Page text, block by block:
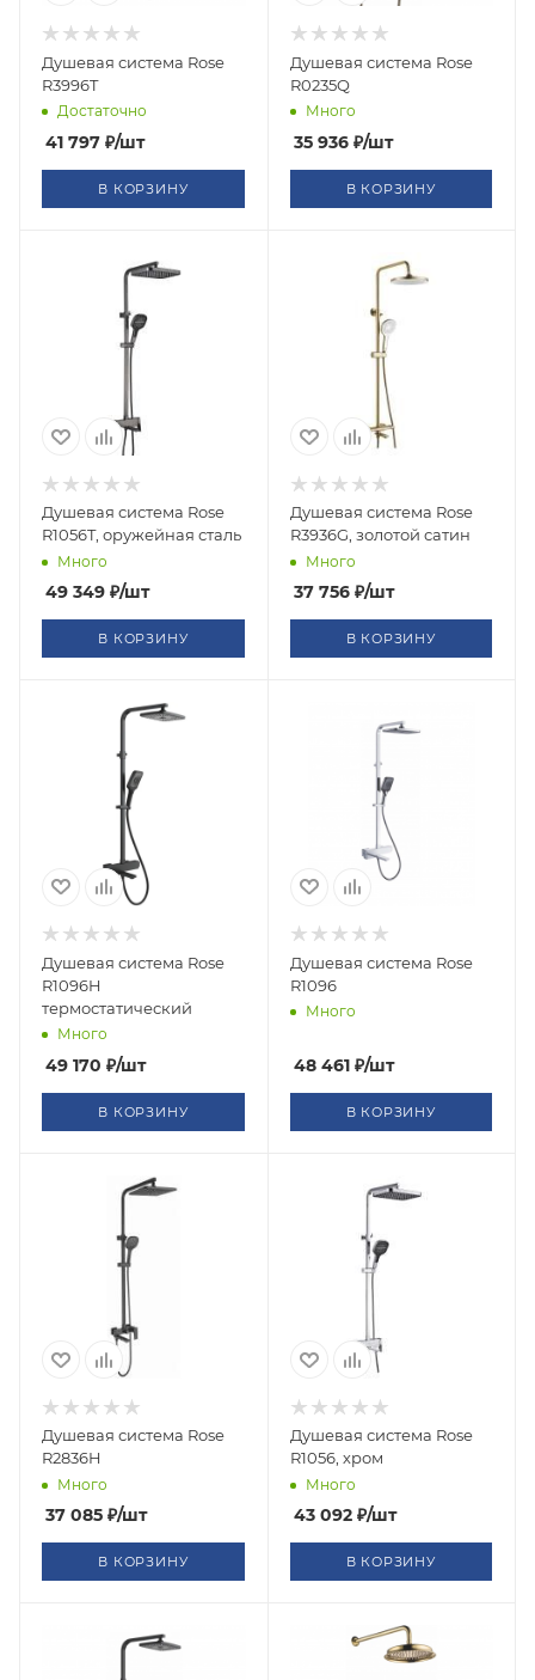
Душевая система Rose
R3996T
Достаточно
41 797 ₽/шт
В КОРЗИНУ
Душевая система Rose
R0235Q
Много
35 936₽/шт
В КОРЗИНУ
Душевая система Rose
R1056T, оружейная сталь
Много
49 349 ₽/шт
В КОРЗИНУ
Душевая система Rose
R3936G, золотой сатин
Много
37 756₽/шт
В КОРЗИНУ
Душевая система Rose
R1096H
термостатический
Много
49 170 ₽/шт
В КОРЗИНУ
Душевая система Rose
R1096
Много
48 461₽/шт
В КОРЗИНУ
Душевая система Rose
R2836H
Много
37 085 ₽/шт
В КОРЗИНУ
Душевая система Rose
R1056, хром
Много
43 092₽/шт
В КОРЗИНУ